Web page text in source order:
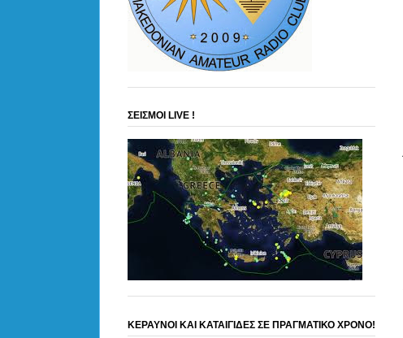
ΣΕΙΣΜΟΙ LIVE !
ΚΕΡΑΥΝΟΙ ΚΑΙ ΚΑΤΑΙΓΙΔΕΣ ΣΕ ΠΡΑΓΜΑΤΙΚΟ ΧΡΟΝΟ!